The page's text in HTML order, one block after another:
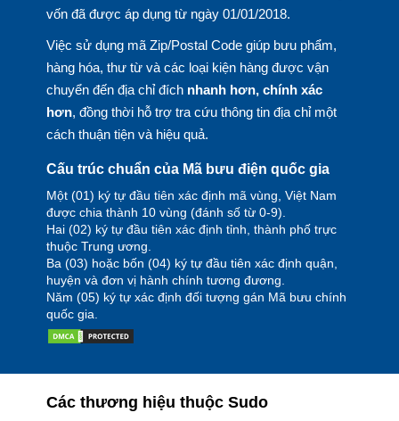
vốn đã được áp dụng từ ngày 01/01/2018.
Việc sử dụng mã Zip/Postal Code giúp bưu phẩm,
hàng hóa, thư từ và các loại kiện hàng được vận
chuyển đến địa chỉ đích nhanh hơn, chính xác
hơn, đồng thời hỗ trợ tra cứu thông tin địa chỉ một
cách thuận tiện và hiệu quả.
Cấu trúc chuẩn của Mã bưu điện quốc gia
Một (01) ký tự đầu tiên xác định mã vùng, Việt Nam
được chia thành 10 vùng (đánh số từ 0-9).
Hai (02) ký tự đầu tiên xác định tỉnh, thành phố trực
thuộc Trung ương.
Ba (03) hoặc bốn (04) ký tự đầu tiên xác định quận,
huyện và đơn vị hành chính tương đương.
Năm (05) ký tự xác định đối tượng gán Mã bưu chính
quốc gia.
Các thương hiệu thuộc Sudo